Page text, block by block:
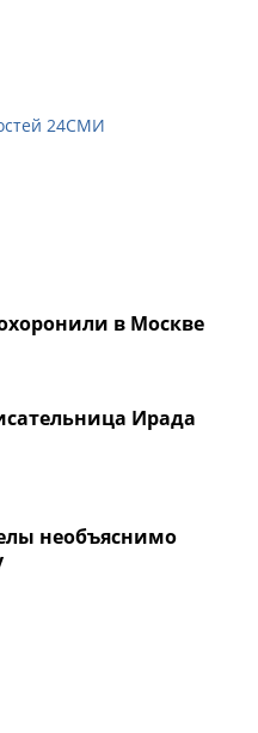
24СМИ
в Москве
Ирада
необъяснимо